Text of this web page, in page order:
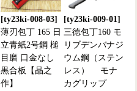
[ty23ki-008-03]
薄刃包丁 165 日
立青紙2号鋼 槌
目磨 口金なし
黒合板【晶之
作】
[ty23ki-009-01]
三徳包丁160 モ
リブデンバナジ
ウム鋼（ステン
レス） モナ
カグリップ